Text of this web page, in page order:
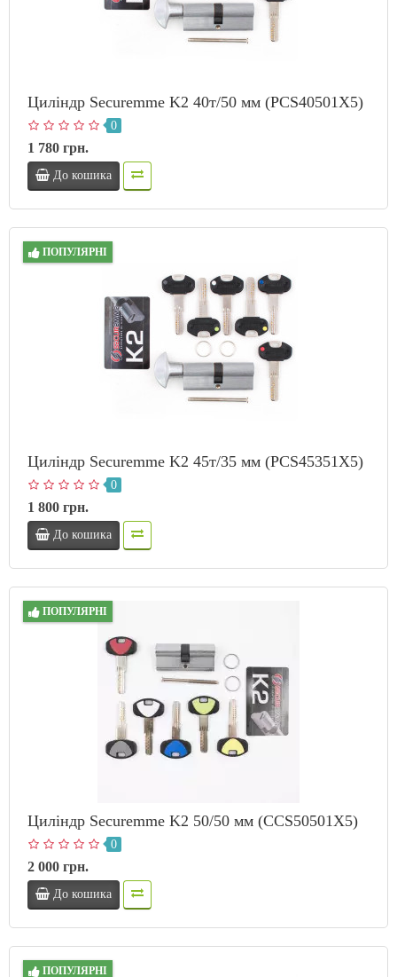
Циліндр Securemme K2 40т/50 мм (PCS40501X5)
0
1 780 грн.
До кошика
ПОПУЛЯРНІ
Циліндр Securemme K2 45т/35 мм (PCS45351X5)
0
1 800 грн.
До кошика
ПОПУЛЯРНІ
Циліндр Securemme K2 50/50 мм (CCS50501X5)
0
2 000 грн.
До кошика
ПОПУЛЯРНІ